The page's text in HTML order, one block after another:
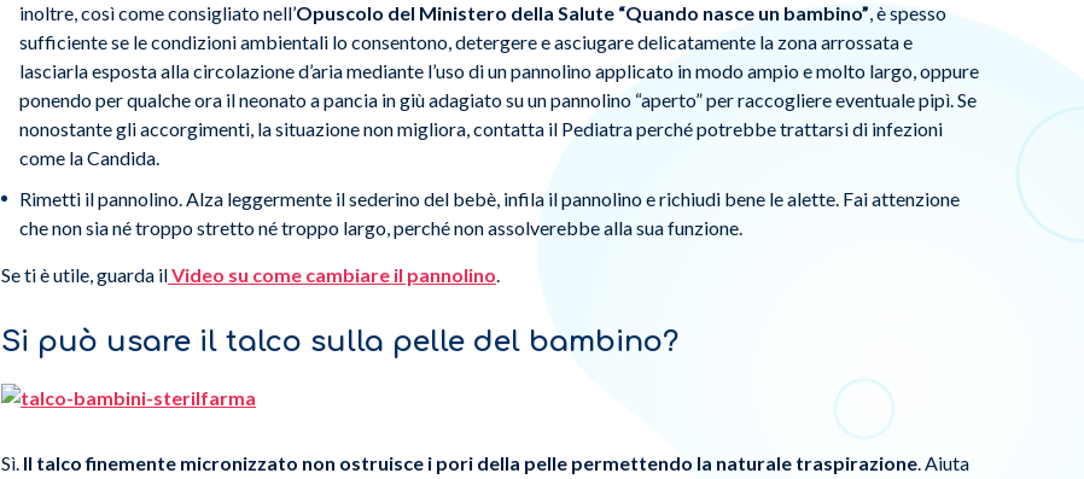
inoltre, così come consigliato nell’Opuscolo del Ministero della Salute “Quando nasce un bambino”, è spesso
sufficiente se le condizioni ambientali lo consentono, detergere e asciugare delicatamente la zona arrossata e
lasciarla esposta alla circolazione d’aria mediante l’uso di un pannolino applicato in modo ampio e molto largo, oppure
ponendo per qualche ora il neonato a pancia in giù adagiato su un pannolino “aperto” per raccogliere eventuale pipì. Se
nonostante gli accorgimenti, la situazione non migliora, contatta il Pediatra perché potrebbe trattarsi di infezioni
come la Candida.
Rimetti il pannolino. Alza leggermente il sederino del bebè, infila il pannolino e richiudi bene le alette. Fai attenzione
che non sia né troppo stretto né troppo largo, perché non assolverebbe alla sua funzione.
Se ti è utile, guarda ilVideo su come cambiare il pannolino.
Si può usare il talco sulla pelle del bambino?
Sì. Il talco finemente micronizzato non ostruisce i pori della pelle permettendo la naturale traspirazione. Aiuta